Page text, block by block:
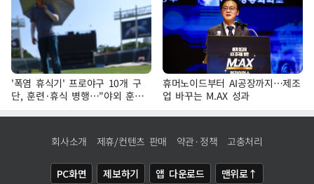
'폭염 휴식기' 프로야구 10개 구
단, 훈련·휴식 병행…"야외 훈련
해도 안전 최우선"
휴머노이드부터 AI공장까지…제조
업 바꾸는 M.AX 성과
회사소개 제휴/컨텐츠 판매 약관·정책 고충처리
PC화면 제보하기 앱 다운로드 맨위로↑